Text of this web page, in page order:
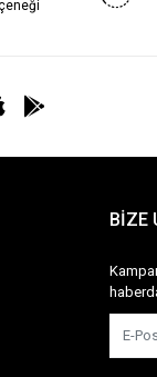
BİZE